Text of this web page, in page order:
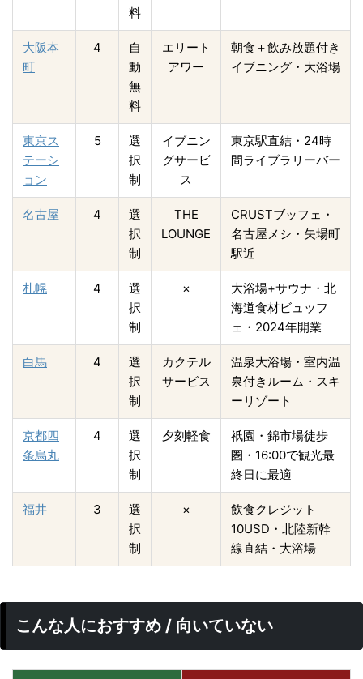
料
大阪本
町
4
自
動
無
料
エリート
アワー
朝食＋飲み放題付き
イブニング・大浴場
東京ス
テーシ
ョン
5
選
択
制
イブニン
グサービ
ス
東京駅直結・24時
間ライブラリーバー
名古屋 4
選
択
制
THE
LOUNGE
CRUSTブッフェ・
名古屋メシ・矢場町
駅近
札幌 4
選
択
制
×
大浴場+サウナ・北
海道食材ビュッフ
ェ・2024年開業
白馬 4
選
択
制
カクテル
サービス
温泉大浴場・室内温
泉付きルーム・スキ
ーリゾート
京都四
条烏丸
4
選
択
制
夕刻軽食
祇園・錦市場徒歩
圏・16:00で観光最
終日に最適
福井 3
選
択
制
×
飲食クレジット
10USD・北陸新幹
線直結・大浴場
こんな人におすすめ / 向いていない